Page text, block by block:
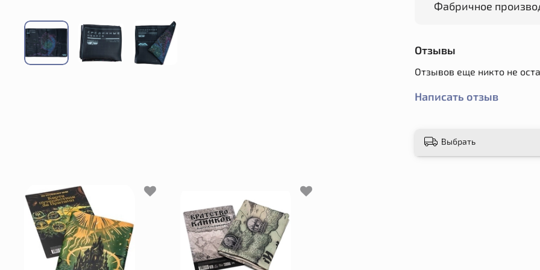
Фабричное
Отзывы
Отзывов еще никто не
Написать отзыв
Выбрать